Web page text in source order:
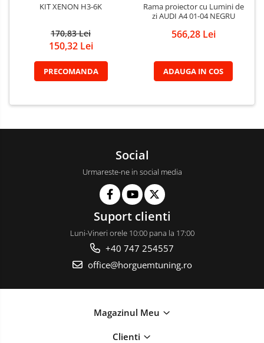
KIT XENON H3-6K
170,83 Lei
150,32 Lei
PRECOMANDA
Rama proiector cu Lumini de
zi AUDI A4 01-04 NEGRU
566,28 Lei
ADAUGA IN COS
Social
Urmareste-ne in social media
Suport clienti
Luni-Vineri orele 10:00 pana la 17:00
+40 747 254557
office@horguemtuning.ro
Magazinul Meu
Clienti